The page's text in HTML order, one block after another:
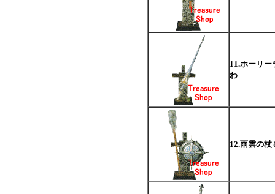
11.ホーリ
わ
12.雨雲の